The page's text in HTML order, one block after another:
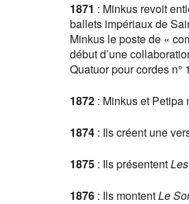
1871 : Minkus revoit
ballets impériaux de
Minkus le poste de «
début d’une
Quatuor pour cordes n°
1872 : Minkus et Petipa
1874 : Ils créent une
1875 : Ils présentent
1876 : Ils montentLe